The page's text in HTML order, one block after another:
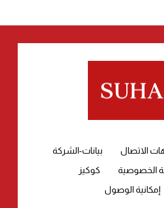
الاتصال
بيانات-الشركة
الخصوصية
كوكيز
إمكانية الوصول